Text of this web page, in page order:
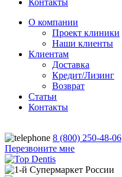
Контакты
О компании
Проект клиники
Наши клиенты
Клиентам
Доставка
Кредит/Лизинг
Возврат
Статьи
Контакты
8 (800) 250-48-06
Перезвоните мне